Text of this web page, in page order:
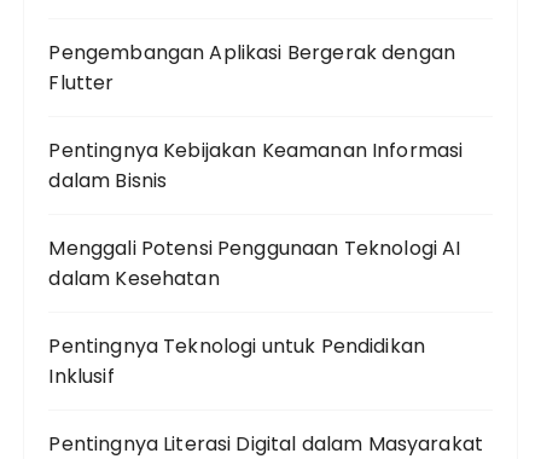
Pengembangan Aplikasi Bergerak dengan
Flutter
Pentingnya Kebijakan Keamanan Informasi
dalam Bisnis
Menggali Potensi Penggunaan Teknologi AI
dalam Kesehatan
Pentingnya Teknologi untuk Pendidikan
Inklusif
Pentingnya Literasi Digital dalam Masyarakat